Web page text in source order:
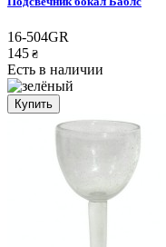
16-504GR
145 ₴
Есть в наличии
Купить